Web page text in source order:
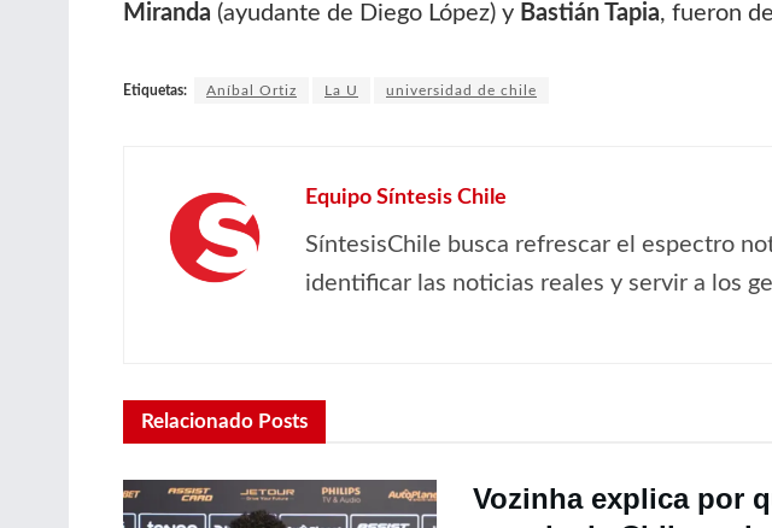
Miranda (ayudante de Diego López) y Bastián Tapia, fueron
Etiquetas: Aníbal Ortiz La U universidad de chile
Equipo Síntesis Chile
SíntesisChile busca refrescar el espectro
identificar las noticias reales y servir a los
Relacionado Posts
Vozinha explica por